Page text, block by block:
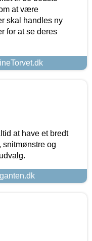
at være
skal handles ny
for at se deres
at have et bredt
snitmønstre og